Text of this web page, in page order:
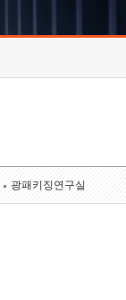
호남권연구본부
기획본부
광패키징연구실